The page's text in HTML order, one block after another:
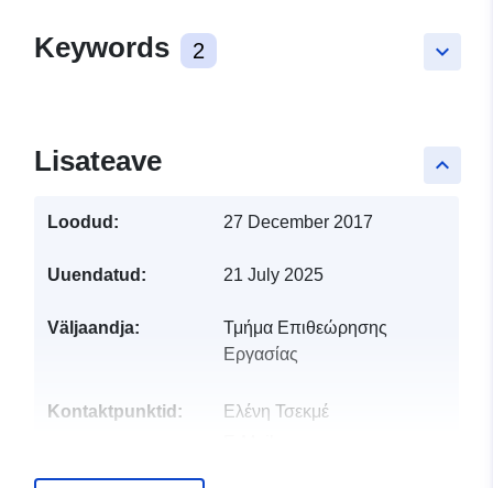
keyboard_arrow_down
Keywords 2
keyboard_arrow_up
Lisateave
Loodud: 27 December 2017
Uuendatud: 21 July 2025
Väljaandja:
Τμήμα Επιθεώρησης
Εργασίας
Kontaktpunktid:
Ελένη Τσεκμέ